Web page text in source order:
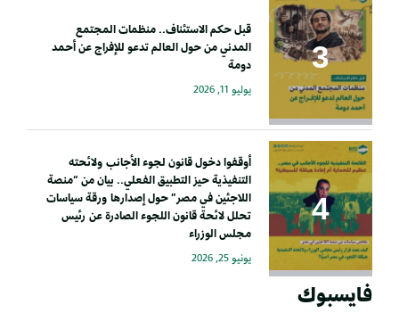
قبل حكم الاستئناف.. منظمات المجتمع
المدني من حول العالم تدعو للإفراج عن أحمد
دومة
يوليو 11, 2026
أوقفوا دخول قانون لجوء الأجانب ولائحته
التنفيذية حيز التطبيق الفعلي.. بيان من “منصة
اللاجئين في مصر” حول إصدارها ورقة سياسات
تحلل لائحة قانون اللجوء الصادرة عن رئيس
مجلس الوزراء
يونيو 25, 2026
فايسبوك